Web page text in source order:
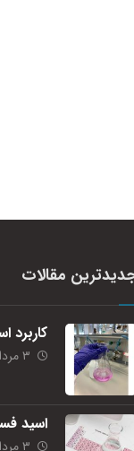
مقالات
کاربرد
۳ مرداد، ۱۴۰۳
اسید
۳ مرداد، ۱۴۰۳